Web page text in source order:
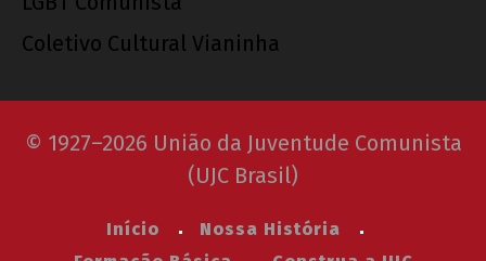
Coletivo Cultural Vianinha
© 1927–2026 União da Juventude Comunista
(UJC Brasil)
Início
Nossa História